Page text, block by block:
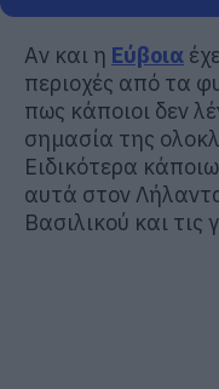
Αν και η Εύβοια
περιοχές από τα
πως κάποιοι δεν
σημασία της
Ειδικότερα
αυτά στον
Βασιλικού και τις